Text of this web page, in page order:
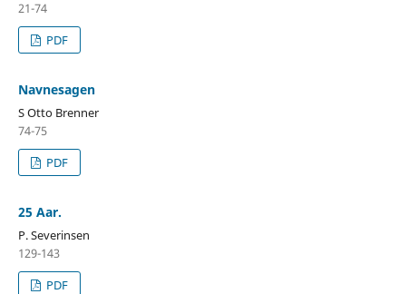
21-74
PDF
Navnesagen
S Otto Brenner
74-75
PDF
25 Aar.
P. Severinsen
129-143
PDF